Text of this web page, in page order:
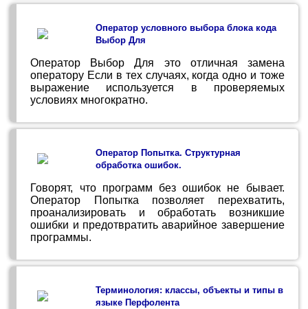
Оператор условного выбора блока кода
Выбор Для
Оператор Выбор Для это отличная замена
оператору Если в тех случаях, когда одно и тоже
выражение используется в проверяемых
условиях многократно.
Оператор Попытка. Структурная
обработка ошибок.
Говорят, что программ без ошибок не бывает.
Оператор Попытка позволяет перехватить,
проанализировать и обработать возникшие
ошибки и предотвратить аварийное завершение
программы.
Терминология: классы, объекты и типы в
языке Перфолента